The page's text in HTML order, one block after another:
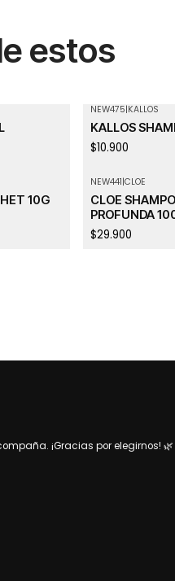
estos
NEW475|KALLOS
KALLOS
$10.900
10G
NEW441|CLOE
CLOE
PROFUNDA
$29.900
¡Gracias por elegirnos! 🌿